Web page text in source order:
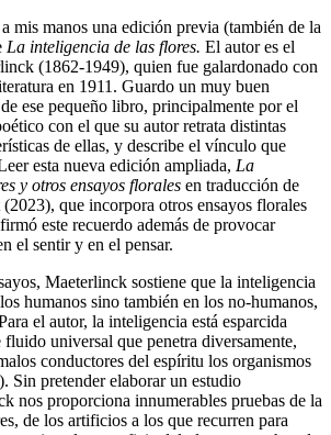
mis manos una edición previa (también de la
La inteligencia de las flores. El autor es el
(1862-1949), quien fue galardonado con
en 1911. Guardo un muy buen
ese pequeño libro, principalmente por el
con el que su autor retrata distintas
de ellas, y describe el vínculo que
esta nueva edición ampliada, La
y otros ensayos florales en traducción de
(2023), que incorpora otros ensayos florales
este recuerdo además de provocar
el sentir y en el pensar.
Maeterlinck sostiene que la inteligencia
humanos sino también en los no-humanos,
el autor, la inteligencia está esparcida
fluido universal que penetra diversamente,
conductores del espíritu los organismos
Sin pretender elaborar un estudio
nos proporciona innumerables pruebas de la
de los artificios a los que recurren para